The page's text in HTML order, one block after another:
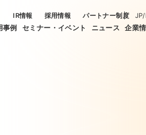
事例 セミナー・イベント ニュース 企業
IR情報 採用情報 パートナー制度 JP/